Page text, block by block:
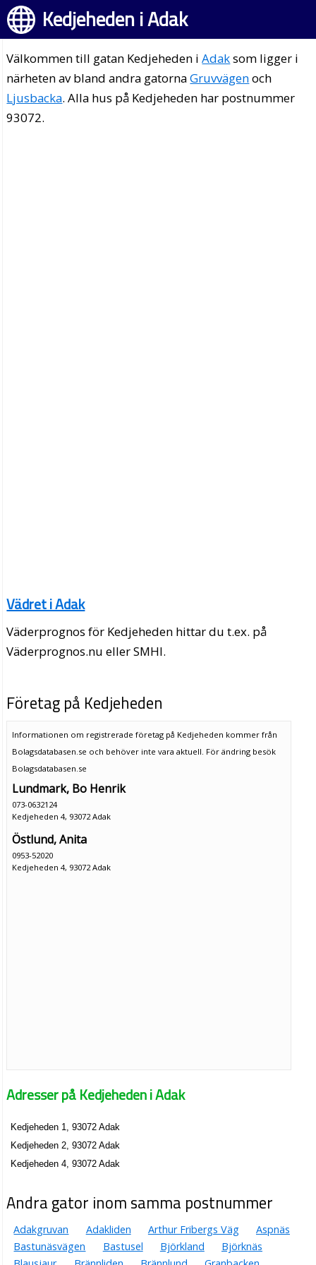
Kedjeheden i Adak
Välkommen till gatan Kedjeheden iAdaksom ligger i
närheten av bland andra gatornaGruvvägenoch
Ljusbacka. Alla hus på Kedjeheden har postnummer
93072.
Vädret i Adak
Väderprognos för Kedjeheden hittar du t.ex. på
Väderprognos.nu eller SMHI.
Företag på Kedjeheden
Informationen om registrerade företag på Kedjeheden kommer från
Bolagsdatabasen.se och behöver inte vara aktuell. För ändring besök
Bolagsdatabasen.se
Lundmark, Bo Henrik
073-0632124
Kedjeheden 4, 93072 Adak
Östlund, Anita
0953-52020
Kedjeheden 4, 93072 Adak
Adresser på Kedjeheden i Adak
Kedjeheden 1, 93072 Adak
Kedjeheden 2, 93072 Adak
Kedjeheden 4, 93072 Adak
Andra gator inom samma postnummer
Adakgruvan Adakliden Arthur Fribergs Väg
Aspnäs
Bastunäsvägen
Bastusel Björkland
Björknäs